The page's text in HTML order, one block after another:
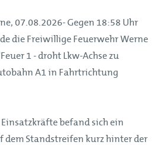
07.08.2026- Gegen 18:58 Uhr
die Freiwillige Feuerwehr Werne
1 - droht Lkw-Achse zu
A1 in Fahrtrichtung
befand sich ein
Standstreifen kurz hinter der